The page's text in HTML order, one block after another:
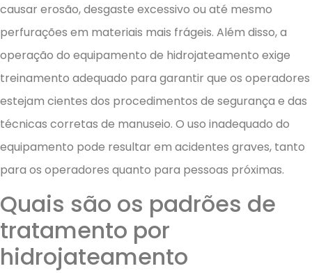
causar erosão, desgaste excessivo ou até mesmo
perfurações em materiais mais frágeis. Além disso, a
operação do equipamento de hidrojateamento exige
treinamento adequado para garantir que os operadores
estejam cientes dos procedimentos de segurança e das
técnicas corretas de manuseio. O uso inadequado do
equipamento pode resultar em acidentes graves, tanto
para os operadores quanto para pessoas próximas.
Quais são os padrões de
tratamento por
hidrojateamento